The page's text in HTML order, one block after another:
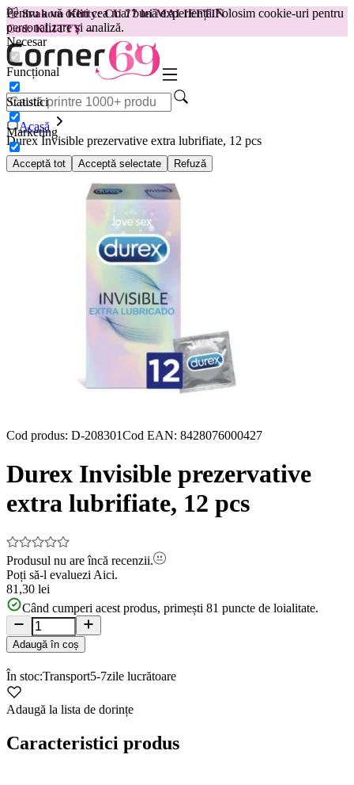
Pentru a vă oferi cea mai bună experiență.Folosim cookie-uri pentru
personalizare și analiză.
Necesar
Funcțional
Statistici
Marketing
Acceptă tot Acceptă selectate Refuză
😽Svakom Klitty: CU 77 lei MAI IEFTIN
Cod: KLITTY →
Acasă
Durex Invisible prezervative extra lubrifiate, 12 pcs
Cod produs: D-208301Cod EAN: 8428076000427
Durex Invisible prezervative
extra lubrifiate, 12 pcs
Produsul nu are încă recenzii.
Poți să-l evaluezi Aici.
81,30 lei
Când cumperi acest produs, primești 81 puncte de loialitate.
Adaugă în coș
În stoc:Transport5-7zile lucrătoare
Adaugă la lista de dorințe
Caracteristici produs